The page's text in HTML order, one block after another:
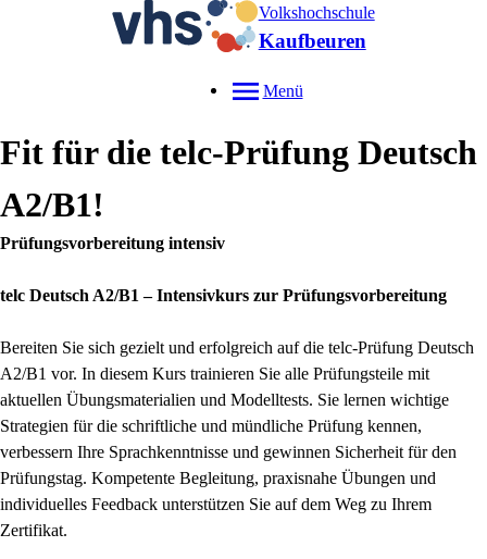
Volkshochschule
Kaufbeuren
Menü
Fit für die telc-Prüfung Deutsch
A2/B1!
Prüfungsvorbereitung intensiv
telc Deutsch A2/B1 – Intensivkurs zur Prüfungsvorbereitung
Bereiten Sie sich gezielt und erfolgreich auf die telc-Prüfung Deutsch
A2/B1 vor. In diesem Kurs trainieren Sie alle Prüfungsteile mit
aktuellen Übungsmaterialien und Modelltests. Sie lernen wichtige
Strategien für die schriftliche und mündliche Prüfung kennen,
verbessern Ihre Sprachkenntnisse und gewinnen Sicherheit für den
Prüfungstag. Kompetente Begleitung, praxisnahe Übungen und
individuelles Feedback unterstützen Sie auf dem Weg zu Ihrem
Zertifikat.